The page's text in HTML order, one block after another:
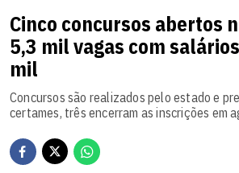
Cinco concursos abertos
5,3 mil vagas com
mil
Concursos são realizados pelo estado e
certames, três encerram as inscrições em